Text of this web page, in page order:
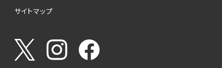
お客様が求職活動・応募等を行った企業による
うやりとり・情報提供（採否・合否の検討を含み
ます）
サイトマップ